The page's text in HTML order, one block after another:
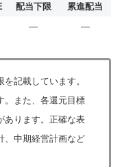
配当下限
累進配当
― ―
記載しています。
。また、各還元目標
あります。正確な表
、中期経営計画など